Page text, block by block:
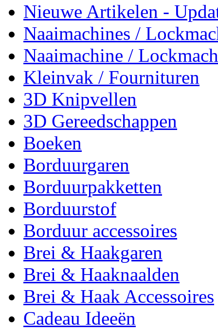
Nieuwe Artikelen -
Naaimachines /
Naaimachine /
Kleinvak / Fournituren
3D Knipvellen
3D Gereedschappen
Boeken
Borduurgaren
Borduurpakketten
Borduurstof
Borduur accessoires
Brei & Haakgaren
Brei & Haaknaalden
Brei & Haak Accessoires
Cadeau Ideeën